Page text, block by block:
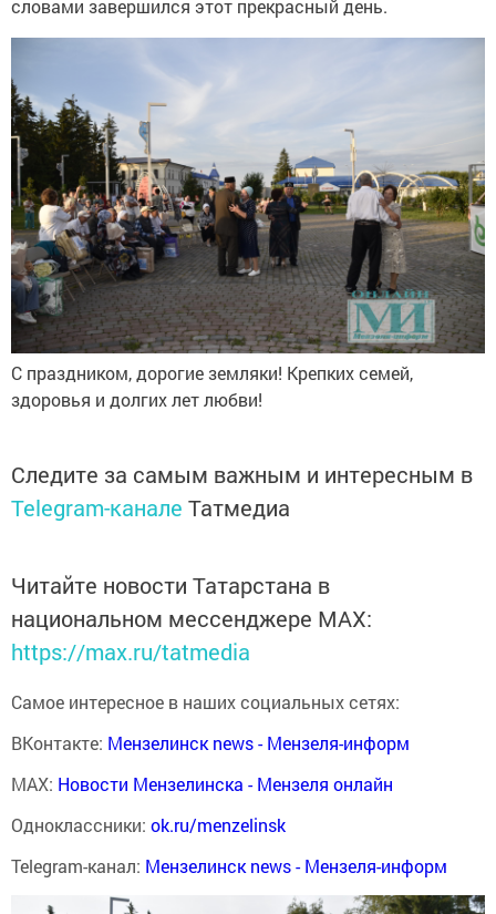
словами завершился этот прекрасный день.
С праздником, дорогие земляки! Крепких семей,
здоровья и долгих лет любви!
Следите за самым важным и интересным в
Telegram-канале Татмедиа
Читайте новости Татарстана в
национальном мессенджере MАХ:
https://max.ru/tatmedia
Самое интересное в наших социальных сетях:
ВКонтакте: Мензелинск news - Мензеля-информ
MAX: Новости Мензелинска - Мензеля онлайн
Одноклассники: ok.ru/menzelinsk
Telegram-канал: Мензелинск news - Мензеля-информ